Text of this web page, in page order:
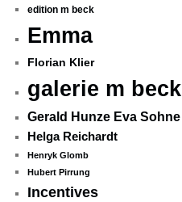
edition m beck
Emma
Florian Klier
galerie m beck
Gerald Hunze Eva Sohne
Helga Reichardt
Henryk Glomb
Hubert Pirrung
Incentives